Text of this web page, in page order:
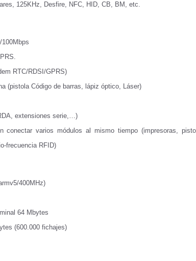
125KHz, Desfire, NFC, HID, CB, BM, etc.
RTC/RDSI/GPRS)
(pistola Código de barras, lápiz óptico, Láser)
extensiones serie,…)
conectar varios módulos al mismo tiempo (impresoras,
frecuencia RFID)
400MHz)
64 Mbytes
(600.000 fichajes)